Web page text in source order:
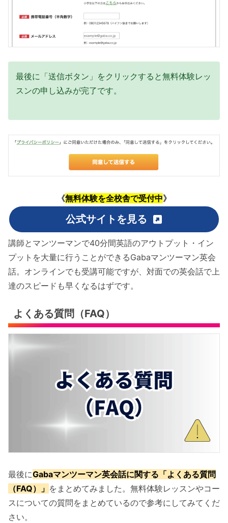
最後に「送信ボタン」をクリックすると無料体験レッ
スンの申し込みが完了です。
《無料体験を全校舎で受付中》
公式サイトを見る
講師とマンツーマンで40分間英語のアウトプット・イン
プットを大量に行うことができるGabaマンツーマン英会
話。オンラインでも受講可能ですが、対面での英会話で上
達のスピードも早くなるはずです。
よくある質問（FAQ）
最後にGabaマンツーマン英会話に関する「よくある質問
（FAQ）」 をまとめてみました。無料体験レッスンやコー
スについての質問をまとめているので参考にしてみてくだ
さい。